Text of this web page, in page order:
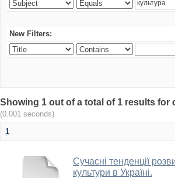
New Filters:
Showing 1 out of a total of 1 results
(0.001 seconds)
1
Сучасні тенденції
культури в Україні.